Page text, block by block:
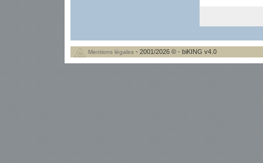
Mentions légales - 2001/2026 © - biKING v4.0